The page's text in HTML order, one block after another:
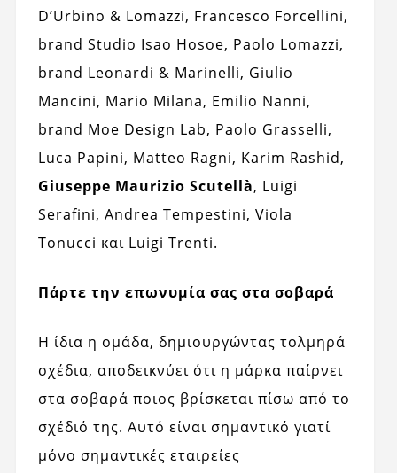
D’Urbino & Lomazzi, Francesco Forcellini,
brand Studio Isao Hosoe, Paolo Lomazzi,
brand Leonardi & Marinelli, Giulio
Mancini, Mario Milana, Emilio Nanni,
brand Moe Design Lab, Paolo Grasselli,
Luca Papini, Matteo Ragni, Karim Rashid,
Giuseppe Maurizio Scutellà, Luigi
Serafini, Andrea Tempestini, Viola
Tonucci και Luigi Trenti.
Πάρτε την επωνυμία σας στα σοβαρά
Η ίδια η ομάδα, δημιουργώντας τολμηρά
σχέδια, αποδεικνύει ότι η μάρκα παίρνει
στα σοβαρά ποιος βρίσκεται πίσω από το
σχέδιό της. Αυτό είναι σημαντικό γιατί
μόνο σημαντικές εταιρείες